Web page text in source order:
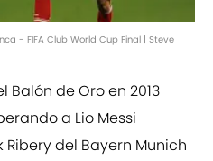
- FIFA Club World Cup Final | Steve
Balón de Oro en 2013
a Lio Messi
Ribery del Bayern Munich